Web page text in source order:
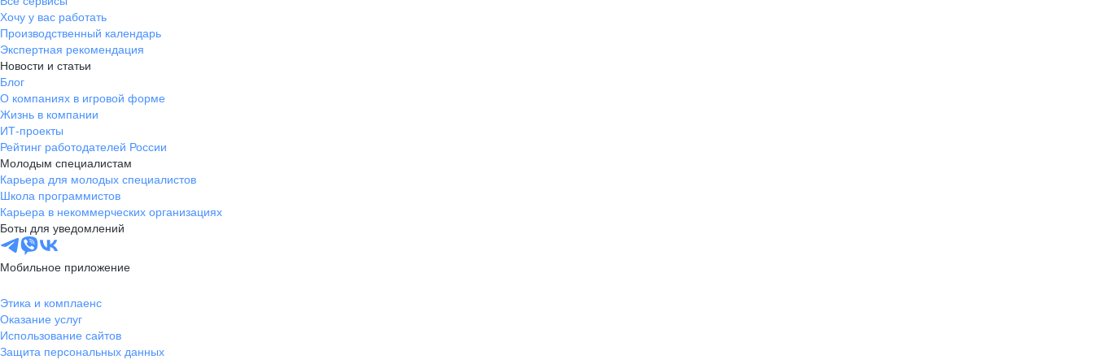
Хочу у вас работать
Производственный календарь
Экспертная рекомендация
Новости и статьи
Блог
О компаниях в игровой форме
Жизнь в компании
ИТ-проекты
Рейтинг работодателей России
Молодым специалистам
Карьера для молодых специалистов
Школа программистов
Карьера в некоммерческих организациях
Боты для уведомлений
Мобильное приложение
Этика и комплаенс
Оказание услуг
Использование сайтов
Защита персональных данных